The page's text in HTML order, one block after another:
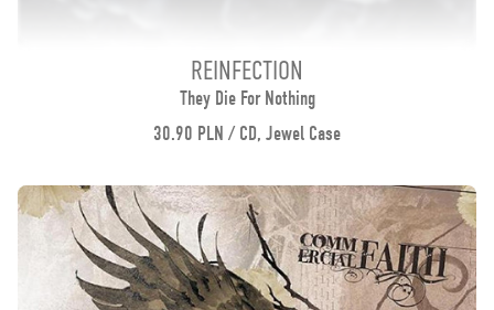
REINFECTION
They Die For Nothing
30.90 PLN / CD, Jewel Case